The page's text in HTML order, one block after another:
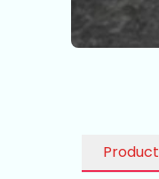
Product